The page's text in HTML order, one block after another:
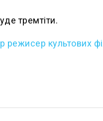
тремтіти.
режисер культових